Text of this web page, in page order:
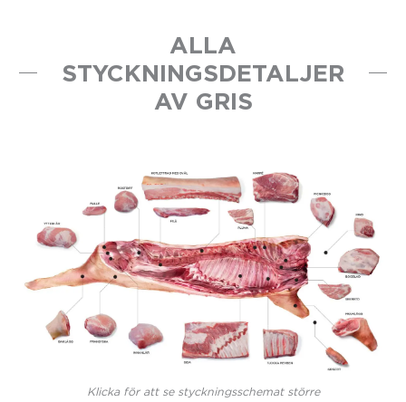
ALLA
STYCKNINGSDETALJER
AV GRIS
Klicka för att se styckningsschemat större